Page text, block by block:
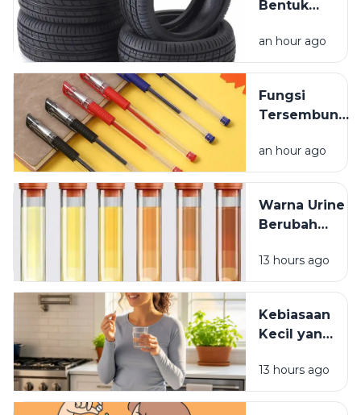
Bentuk
Kendaraan
yang
Dipikirkan
an hour ago
Fungsi
Tersembunyi
pada Tutup
Pulpen
an hour ago
Warna Urine
Berubah
Minum
Vitamin? Ini
Penjelasannya
13 hours ago
Kebiasaan
Kecil yang
Vitamin
Tidak
13 hours ago